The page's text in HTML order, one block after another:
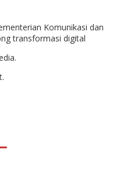
Komunikasi dan
transformasi digital